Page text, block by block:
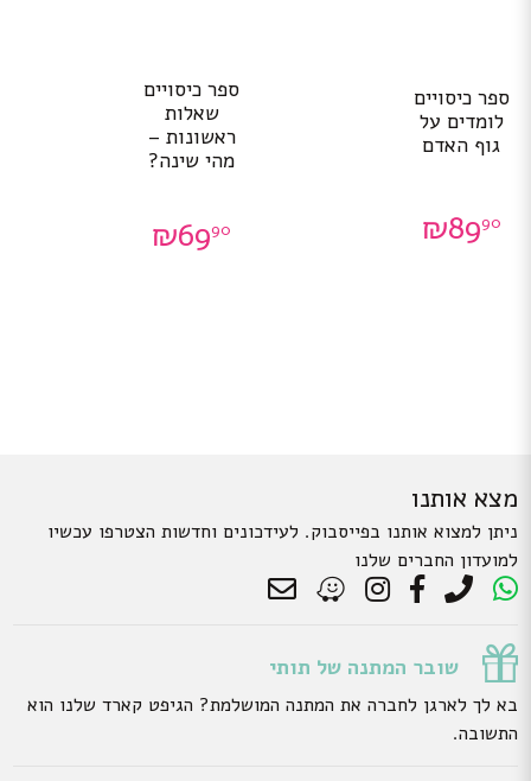
ספר כיסויים
לומדים על
גוף האדם
₪8990
ספר כיסויים
שאלות
ראשונות –
מהי שינה?
₪6990
מצא אותנו
ניתן למצוא אותנו בפייסבוק. לעידכונים וחדשות הצטרפו עכשיו
למועדון החברים שלנו
שובר המתנה של תותי
בא לך לארגן לחברה את המתנה המושלמת? הגיפט קארד שלנו הוא
התשובה.